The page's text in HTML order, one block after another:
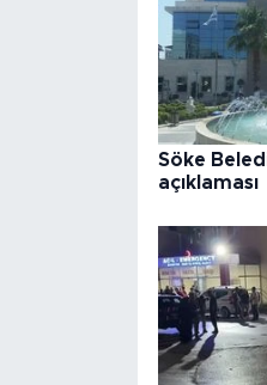
Söke
açıklaması